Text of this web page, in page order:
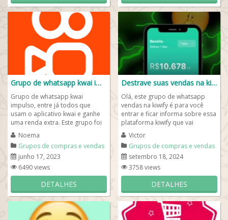
Grupo de whatsapp kwai impulso
Grupo de whatsapp kwai
impulso, entre já todos que
usam o aplicativo kwai e ganhe
uma renda extra. Este grupo foi
feito para você receber dicas de
como...
Noema
Grupos de compras e vendas
junho 17, 2023
6490 views
DETALHES
Destrave suas vendas na kiwify!
Olá, este grupo de whatsapp
vendas na kiwify é para você
entrar e ficar informa sobre essa
plataforma kiwify que vai
destravar suas vendas 💻📱💸.
Para...
Victor
Grupos de compras e vendas
setembro 18, 2024
3758 views
DETALHES